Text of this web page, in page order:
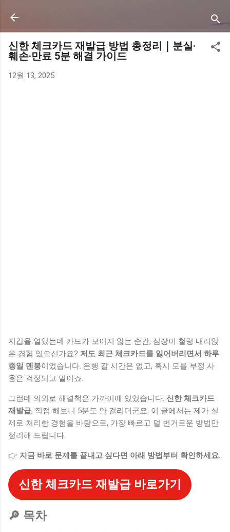
신한 체크카드 재발급 방법 총정리｜분실·
훼손·만료 5분 해결 가이드
12월 13, 2025
지갑을 열었는데 카드가 보이지 않는 순간, 심장이 철렁 내려앉
은 경험 있으신가요? 저도 최근 체크카드를 잃어버리면서 하루
종일 멘붕이었습니다. 은행 갈 시간은 없고, 혹시 모를 부정 사
용은 걱정되고 말이죠.
그런데 의외로 해결책은 가까이에 있었습니다. 신한 체크카드
재발급, 직접 해보니 5분도 안 걸리더군요. 이 글에서는 제가 실
제로 처리한 경험을 바탕으로, 가장 빠르고 덜 번거로운 방법만
정리해 드립니다.
👉 지금 바로 문제를 끝내고 싶다면 아래 방법부터 확인하세요.
신한 체크카드 재발급 바로가기
🔎 목차